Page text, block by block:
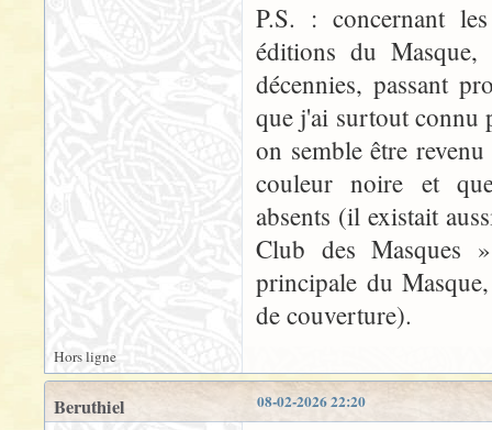
P.S. : concernant
éditions du
décennies, passant
que j'ai surtout connu
on semble être
couleur noire et
absents (il existait
Club des Masques
principale du
de couverture).
Hors ligne
08-02-2026 22:20
Beruthiel